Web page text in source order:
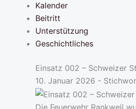
Kalender
Beitritt
Unterstützung
Geschichtliches
Einsatz 002 – Schweizer
10. Januar 2026 -
Die Feuerwehr Rankweil